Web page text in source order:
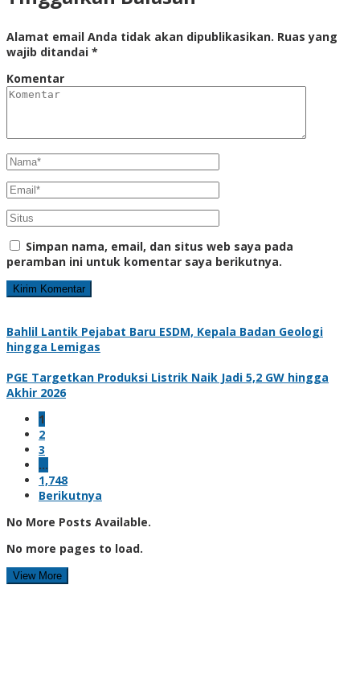
Alamat email Anda tidak akan dipublikasikan. Ruas yang
wajib ditandai *
Komentar
Simpan nama, email, dan situs web saya pada
peramban ini untuk komentar saya berikutnya.
Bahlil Lantik Pejabat Baru ESDM, Kepala Badan Geologi
hingga Lemigas
PGE Targetkan Produksi Listrik Naik Jadi 5,2 GW hingga
Akhir 2026
1
2
3
…
1,748
Berikutnya
No More Posts Available.
No more pages to load.
View More